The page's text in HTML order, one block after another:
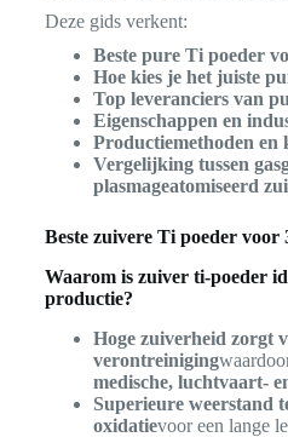
Deze gids verkent:
Beste pure Ti poeder
Hoe kies je het juiste
Top leveranciers van
Eigenschappen en
Productiemethoden en
Vergelijking tussen
plasmageatomiseerd
Beste zuivere Ti poeder
Waarom is zuiver ti-poeder
productie?
Hoge zuiverheid zorgt
verontreiniging
medische, luchtvaart-
Superieure weerstand
oxidatievoor een lange